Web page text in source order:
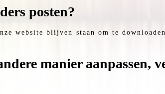
posten?
website blijven staan ​​om te
manier aanpassen,